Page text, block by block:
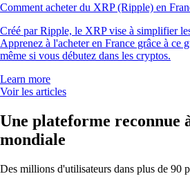
Comment acheter du XRP (Ripple) en
Créé par Ripple, le XRP vise à simplifier
Apprenez à l'acheter en France grâce à ce
même si vous débutez dans les cryptos.
Learn more
Voir les articles
Une plateforme reconnue
mondiale
Des millions d'utilisateurs dans plus de 90